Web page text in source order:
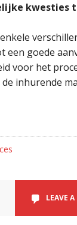
kwesties
goede
voor het
inhurende
LEAVE